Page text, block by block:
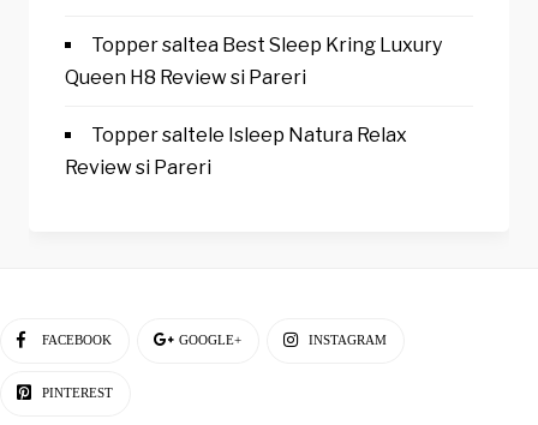
Topper saltea Best Sleep Kring Luxury
Queen H8 Review si Pareri
Topper saltele Isleep Natura Relax
Review si Pareri
FACEBOOK GOOGLE+ INSTAGRAM
PINTEREST